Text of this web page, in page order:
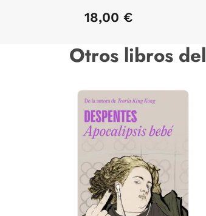
18,00 €
Otros libros